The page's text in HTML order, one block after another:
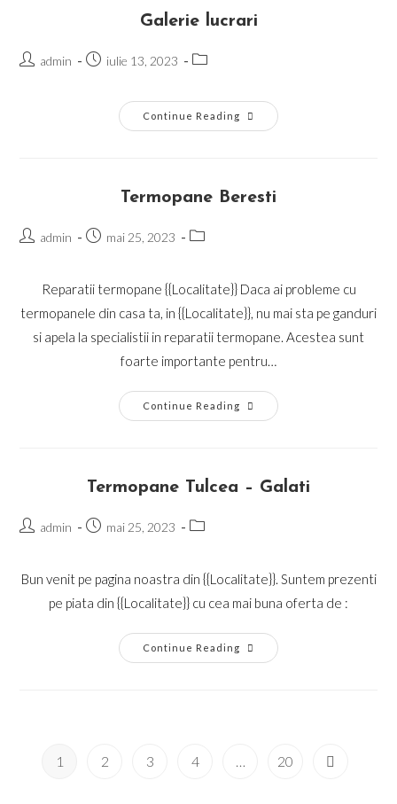
Galerie lucrari
Postadmin
Postiulie 13, 2023
Post
Continue Reading
Galerie
Lucrari
Termopane Beresti
Postadmin
Postmai 25, 2023
Post
Reparatii termopane {{Localitate}} Daca ai probleme cu
termopanele din casa ta, in {{Localitate}}, nu mai sta pe ganduri
si apela la specialistii in reparatii termopane. Acestea sunt
foarte importante pentru…
Continue Reading
Termopane
Beresti
Termopane Tulcea – Galati
Postadmin
Postmai 25, 2023
Post
Bun venit pe pagina noastra din {{Localitate}}. Suntem prezenti
pe piata din {{Localitate}} cu cea mai buna oferta de :
Continue Reading
Termopane
Tulcea
1 2 3 4 … 20 Go to the